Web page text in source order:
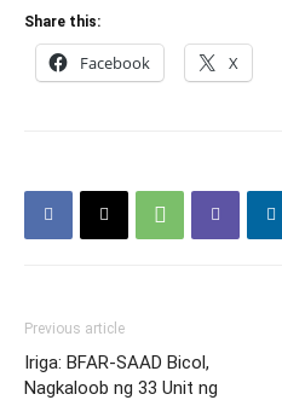
Share this:
Facebook X
Previous article
Iriga: BFAR-SAAD Bicol,
Nagkaloob ng 33 Unit ng